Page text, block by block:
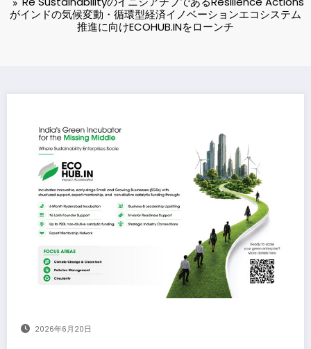
がインドの気候変動・循環型経済イノベーションエコシステム
推進に向けECOHUB.INをローンチ
2026年6月20日